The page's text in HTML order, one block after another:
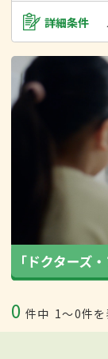
詳細条件
0 件中 1〜0件